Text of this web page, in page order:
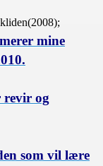
mine
.
revir og
som vil lære